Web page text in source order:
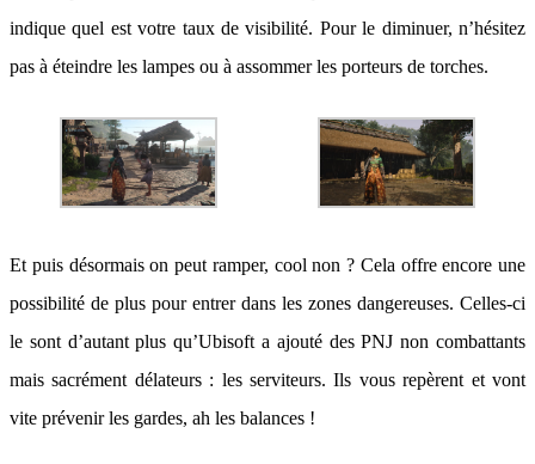
indique quel est votre taux de visibilité. Pour le diminuer, n’hésitez
pas à éteindre les lampes ou à assommer les porteurs de torches.
Et puis désormais on peut ramper, cool non ? Cela offre encore une
possibilité de plus pour entrer dans les zones dangereuses. Celles-ci
le sont d’autant plus qu’Ubisoft a ajouté des PNJ non combattants
mais sacrément délateurs : les serviteurs. Ils vous repèrent et vont
vite prévenir les gardes, ah les balances !